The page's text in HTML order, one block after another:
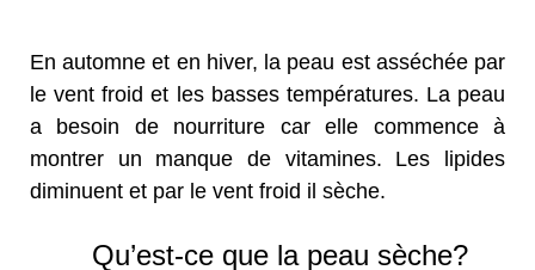
En automne et en hiver, la peau est asséchée par
le vent froid et les basses températures. La peau
a besoin de nourriture car elle commence à
montrer un manque de vitamines. Les lipides
diminuent et par le vent froid il sèche.
Qu’est-ce que la peau sèche?